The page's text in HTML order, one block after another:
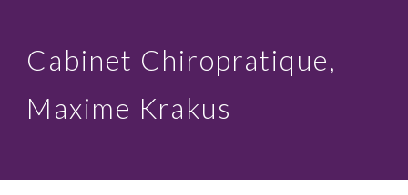
Cabinet Chiropratique,
Maxime Krakus